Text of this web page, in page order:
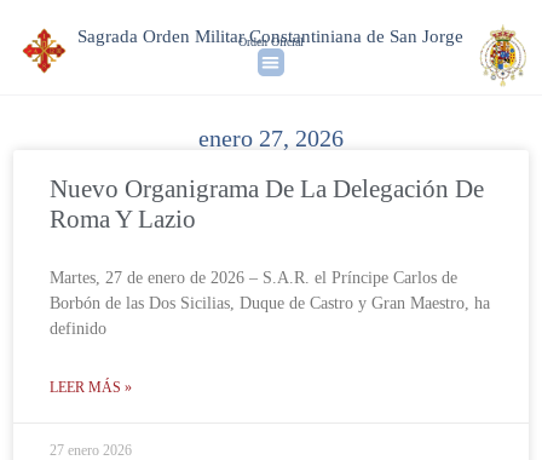
Sagrada Orden Militar Constantiniana de San Jorge
Orden Oficial
enero 27, 2026
Nuevo Organigrama De La Delegación De
Roma Y Lazio
Martes, 27 de enero de 2026 – S.A.R. el Príncipe Carlos de
Borbón de las Dos Sicilias, Duque de Castro y Gran Maestro, ha
definido
LEER MÁS »
27 enero 2026